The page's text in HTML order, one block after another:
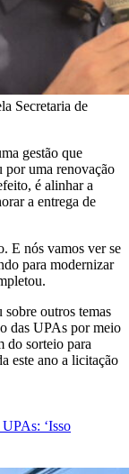
Secretaria de
gestão que
por uma renovação
é alinhar a
a entrega de
E nós vamos ver se
para modernizar
outros temas
das UPAs por meio
do sorteio para
este ano a licitação
‘Isso